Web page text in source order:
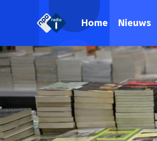
Home Nieuws